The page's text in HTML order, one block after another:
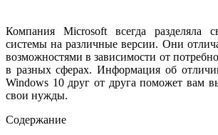
Компания Microsoft всегда разделяла
системы на различные версии. Они
возможностями в зависимости от
в разных сферах. Информация об
Windows 10 друг от друга поможет вам
свои нужды.
Содержание